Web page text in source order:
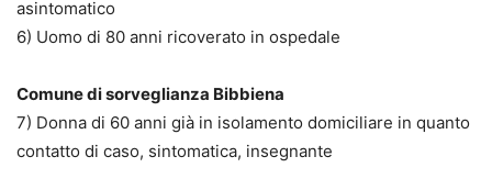
asintomatico
6) Uomo di 80 anni ricoverato in ospedale
Comune di sorveglianza Bibbiena
7) Donna di 60 anni già in isolamento domiciliare in quanto
contatto di caso, sintomatica, insegnante